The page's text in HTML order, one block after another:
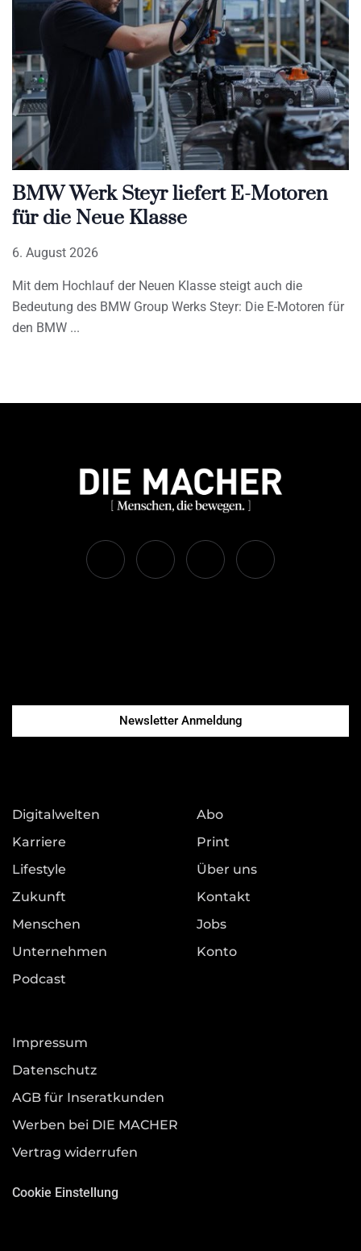
BMW Werk Steyr liefert E-Motoren
für die Neue Klasse
6. August 2026
Mit dem Hochlauf der Neuen Klasse steigt auch die
Bedeutung des BMW Group Werks Steyr: Die E-Motoren für
den BMW
Newsletter Anmeldung
Digitalwelten
Karriere
Lifestyle
Zukunft
Menschen
Unternehmen
Podcast
Abo
Print
Über uns
Kontakt
Jobs
Konto
Impressum
Datenschutz
AGB für Inseratkunden
Werben bei DIE MACHER
Vertrag widerrufen
Cookie Einstellung